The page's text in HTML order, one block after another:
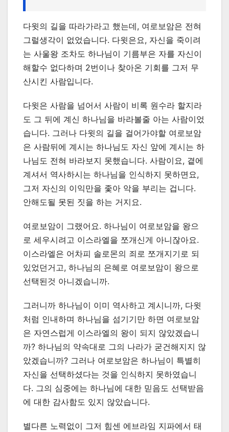
다윗의 길을 따라가라고 했는데, 여로보암은 전혀
그럴생각이 없었습니다. 다윗은요, 자신을 죽이려
는 사울왕 조차도 하나님이 기름부은 자를 자신이
해할수 없다하며 2번이나 찾아온 기회를 그저 무
산시킨 사람입니다.
다윗은 사람을 넘어서 사람이 비록 원수라 할지라
도 그 뒤에 계신 하나님을 바라볼줄 아는 사람이었
습니다. 그러나 다윗의 길을 걸어가야할 여로보암
은 사람뒤에 계시는 하나님도 자신 앞에 계시는 하
나님도 전혀 바라보지 못했습니다. 사람이요, 곁에
계셔서 역사하시는 하나님을 인식하지 못하면요,
그저 자신의 이익만을 좇아 악을 부리는 겁니다.
안해도될 못된 짓을 하는 거지요.
여로보암이 그랬어요. 하나님이 여로보암을 왕으
로 세우시려고 이스라엘을 쪼개신게 아니잖아요.
이스라엘은 어차피 솔로몬의 죄로 쪼개지기로 되
있었던거고, 하나님의 은혜로 여로보암이 왕으로
선택된것 아니겠습니까.
그러니까 하나님이 이미 역사하고 계시니까, 다윗
처럼 인내하며 하나님을 섬기기만 하면 여로보암
은 자연스럽게 이스라엘의 왕이 되지 않았겠습니
까? 하나님의 약속대로 그의 나라가 굳건해지지 않
았겠습니까? 그러나 여로보암은 하나님이 특별히
자신을 선택하셨다는 것을 인식하지 못하였습니
다. 그의 심중에는 하나님에 대한 믿음도 선택받음
에 대한 감사함도 있지 않았습니다.
별다른 노력없이 그저 힘센 에브라임 지파에서 태